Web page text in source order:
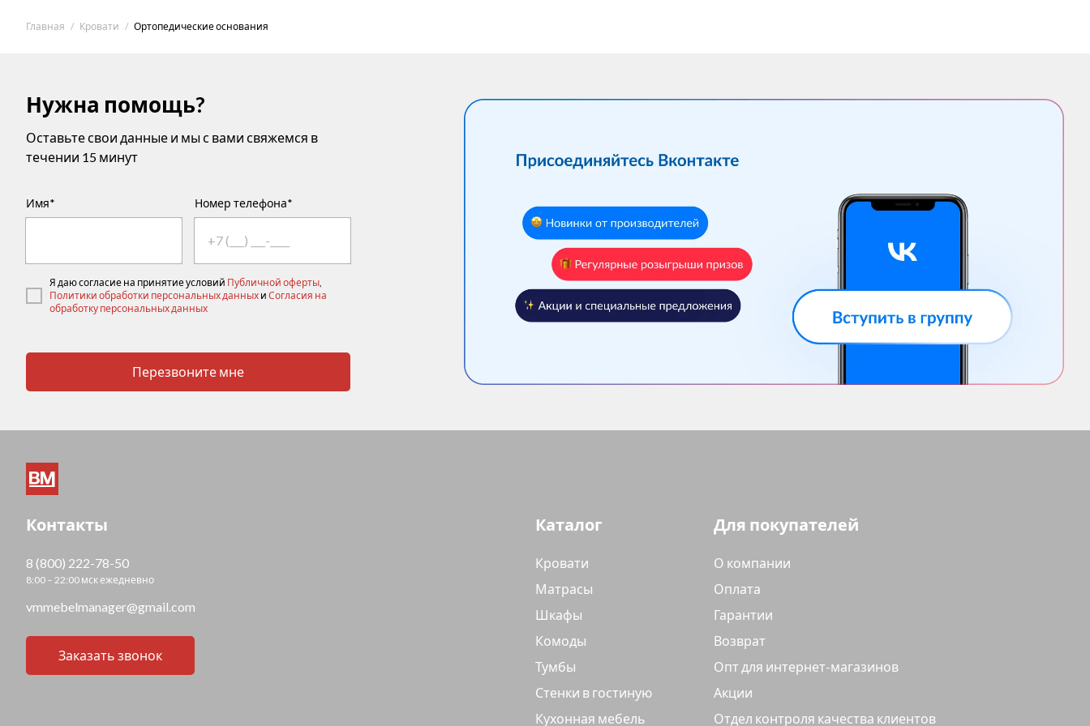
Главная Кровати Ортопедические основания
Нужна помощь?
Оставьте свои данные и мы с вами свяжемся в
течении 15 минут
Имя* Номер телефона*
Я даю согласие на принятие условий Публичной оферты,
Политики обработки персональных данных и Согласия на
обработку персональных данных
Перезвоните мне
Контакты
8 (800) 222-78-50
8:00 – 22:00 мск ежедневно
vmmebelmanager@gmail.com
Заказать звонок
Каталог
Кровати
Матрасы
Шкафы
Комоды
Тумбы
Стенки в гостиную
Кухонная мебель
Для покупателей
О компании
Оплата
Гарантии
Возврат
Опт для интернет-магазинов
Акции
Отдел контроля качества клиентов